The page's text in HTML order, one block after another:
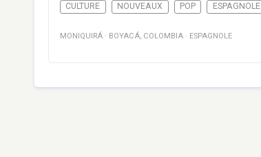
CULTURE NOUVEAUX POP ESPAGNOLE
MONIQUIRÁ · BOYACÁ, COLOMBIA · ESPAGNOLE